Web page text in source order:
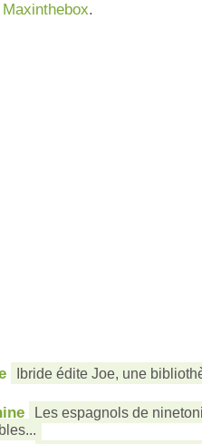
Maxinthebox.
Ibride édite Joe, une
Les espagnols de